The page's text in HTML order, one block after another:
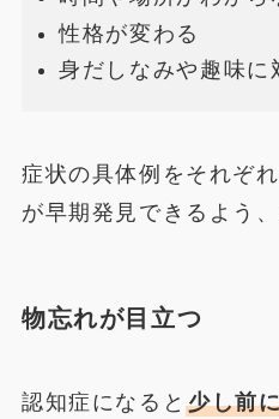
性格が変わる
身だしなみや趣味に
症状の具体例をそれぞ
が早期発見できるよう
物忘れが目立つ
認知症になると少し前